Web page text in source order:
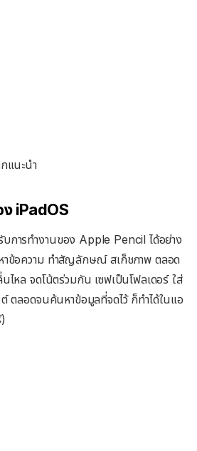
แนะนำ
iPadOS
การทำงานของ Apple Pencil ได้อย่าง
าข้อความ ทำสัญลักษณ์ สเก็ชภาพ ตลอด
ไหล จดโน้ตร่วมกัน เซฟเป็นโฟลเดอร์ ใส่
ตลอดจนค้นหาข้อมูลที่จดไว้ ก็ทำได้ในแอ